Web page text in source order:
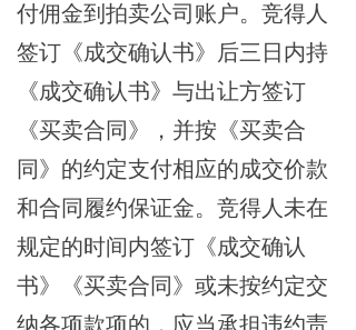
付佣金到拍卖公司账户。竞得人
签订《成交确认书》后三日内持
《成交确认书》与出让方签订
《买卖合同》，并按《买卖合
同》的约定支付相应的成交价款
和合同履约保证金。竞得人未在
规定的时间内签订《成交确认
书》《买卖合同》或未按约定交
纳各项款项的，应当承担违约责